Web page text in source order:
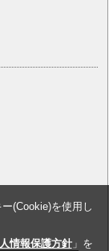
(Cookie)を使用し
情報保護方針」を